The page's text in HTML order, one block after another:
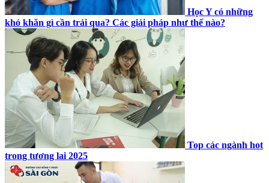
Học Y có những
khó khăn gì cần trải qua? Các giải pháp như thế nào?
Top các ngành hot
trong tương lai 2025